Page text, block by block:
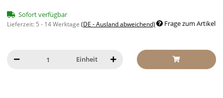
Sofort verfügbar
Lieferzeit: 5 - 14 Werktage (DE - Ausland abweichend) Frage zum Artikel
Einheit